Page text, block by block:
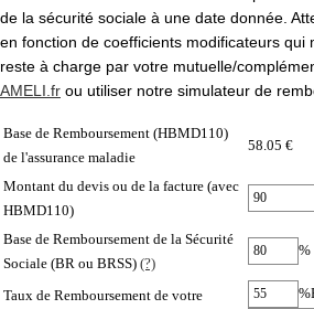
de la sécurité sociale à une date donnée.
en fonction de coefficients modificateurs qui
reste à charge par votre mutuelle/
AMELI.fr ou utiliser notre simulateur de
Base de Remboursement (HBMD110)
de l'assurance maladie
58.05 €
Montant du devis ou de la facture (avec
HBMD110)
Base de Remboursement de la Sécurité
Sociale (BR ou BRSS) (?)
%
Taux de Remboursement de votre